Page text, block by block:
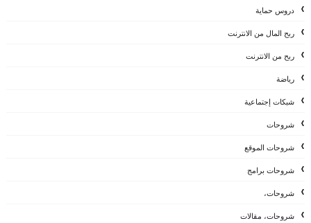
دروس حماية
ربح المال من الانترنت
ربح من الانترنت
رياضة
شبكات إجتماعية
شروحات
شروحات الموقع
شروحات برامج
شروحات،
شروحات، مقالات